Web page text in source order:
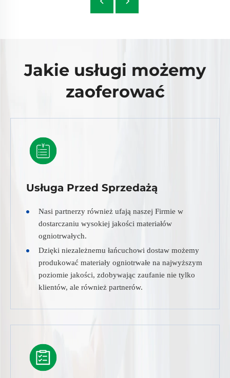
Jakie usługi możemy
zaoferować
Usługa Przed Sprzedażą
Nasi partnerzy również ufają naszej Firmie w
dostarczaniu wysokiej jakości materiałów
ogniotrwałych.
Dzięki niezależnemu łańcuchowi dostaw możemy
produkować materiały ogniotrwałe na najwyższym
poziomie jakości, zdobywając zaufanie nie tylko
klientów, ale również partnerów.